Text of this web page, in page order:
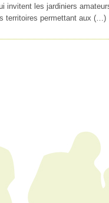
invitent les jardiniers
territoires permettant aux (…)